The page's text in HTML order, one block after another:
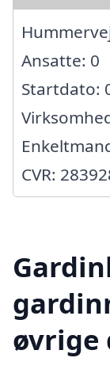
Ansatte: 0
Startdato:
CVR:
øvrige